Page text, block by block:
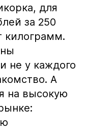
для
за 250
килограмм.
не у каждого
А
на высокую